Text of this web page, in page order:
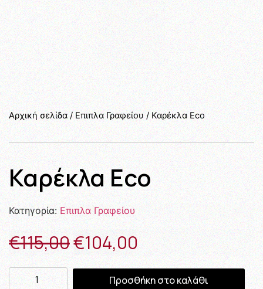
Αρχική σελίδα/Επιπλα Γραφείου/ Καρέκλα Eco
Καρέκλα Eco
Κατηγορία: Επιπλα Γραφείου
€115,00€104,00
Προσθήκη στο καλάθι